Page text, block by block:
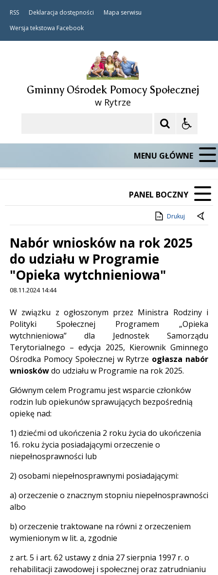
RSS Deklaracja dostępności
Mapa serwisu
Wersja tekstowa Facebook
Gminny Ośrodek Pomocy Społecznej
w Rytrze
MENU GŁÓWNE
PANEL BOCZNY
Drukuj
Nabór wniosków na rok 2025
do udziału w Programie
"Opieka wytchnieniowa"
08.11.2024 14:44
Treść
W związku z ogłoszonym przez Ministra Rodziny i
Polityki Społecznej Programem „Opieka
wytchnieniowa” dla Jednostek Samorządu
Terytorialnego – edycja 2025, Kierownik Gminnego
Ośrodka Pomocy Społecznej w Rytrze ogłasza nabór
wnioskówdo udziału w Programie na rok 2025.
Głównym celem Programu jest wsparcie członków
rodzin lub opiekunów sprawujących bezpośrednią
opiekę nad:
1) dziećmi od ukończenia 2 roku życia do ukończenia
16. roku życia posiadającymi orzeczenie o
niepełnosprawności lub
2) osobami niepełnosprawnymi posiadającymi:
a) orzeczenie o znacznym stopniu niepełnosprawności
albo
b) orzeczenie traktowane na równi z orzeczeniem
wymienionym w lit. a, zgodnie
z art. 5 i art. 62 ustawy z dnia 27 sierpnia 1997 r. o
rehabilitacji zawodowej i społecznej oraz zatrudnianiu